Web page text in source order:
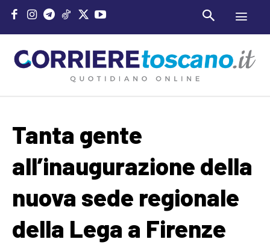
Tanta gente
all’inaugurazione della
nuova sede regionale
della Lega a Firenze